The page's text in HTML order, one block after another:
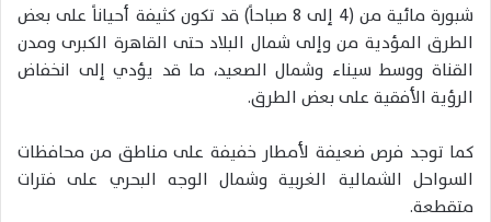
شبورة مائية من (4 إلى 8 صباحاً) قد تكون كثيفة أحياناً على بعض
الطرق المؤدية من وإلى شمال البلاد حتى القاهرة الكبرى ومدن
القناة ووسط سيناء وشمال الصعيد، ما قد يؤدي إلى انخفاض
الرؤية الأفقية على بعض الطرق.
كما توجد فرص ضعيفة لأمطار خفيفة على مناطق من محافظات
السواحل الشمالية الغربية وشمال الوجه البحري على فترات
متقطعة.